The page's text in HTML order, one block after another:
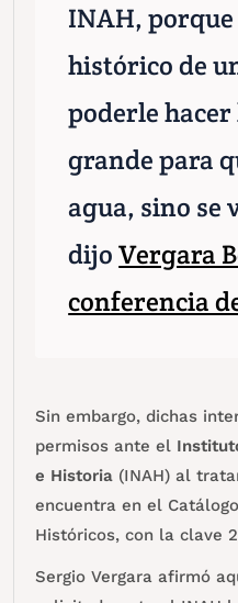
INAH,
histórico de
poderle hacer
grande para
agua, sino se
dijoVergara
conferencia
Sin embargo, dichas
permisos ante el
e Historia (INAH) al
encuentra en el
Históricos, con la clave
Sergio Vergara afirmó